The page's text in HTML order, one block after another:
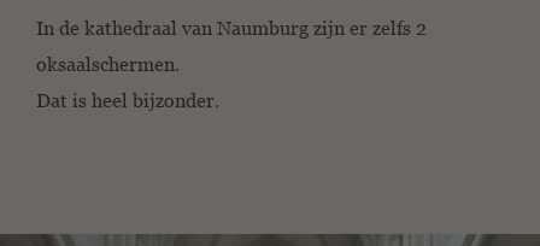
In de kathedraal van Naumburg zijn er zelfs 2
oksaalschermen.
Dat is heel bijzonder.